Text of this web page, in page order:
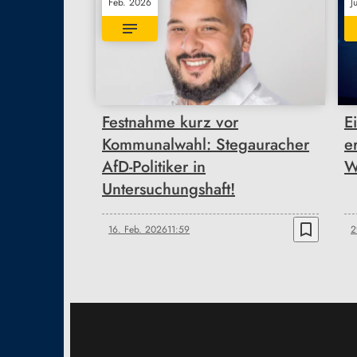
Festnahme kurz vor
Kommunalwahl: Stegauracher
AfD-Politiker in
Untersuchungshaft!
16. Feb. 202611:59 bookmark_border